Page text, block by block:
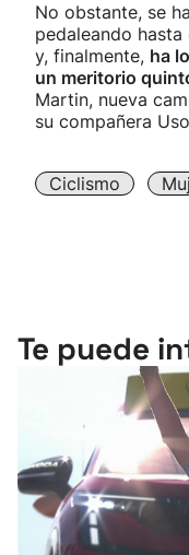
No obstante, se
pedaleando
y, finalmente, ha
un meritorio
Martin, nueva
su compañera
Ciclismo
Te puede